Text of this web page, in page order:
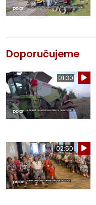
Doporučujeme
01:30
02:50